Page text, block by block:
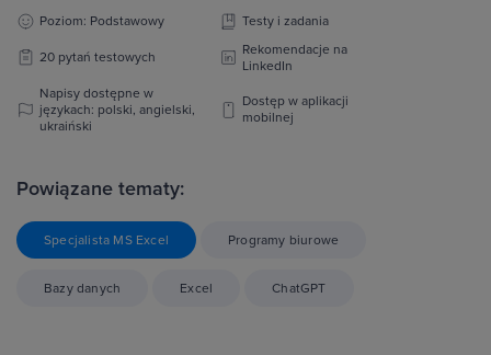
Poziom: Podstawowy
Testy i zadania
20 pytań testowych
Rekomendacje na
LinkedIn
Napisy dostępne w
językach: polski, angielski,
ukraiński
Dostęp w aplikacji
mobilnej
Powiązane tematy:
Specjalista MS Excel Programy biurowe
Bazy danych Excel ChatGPT